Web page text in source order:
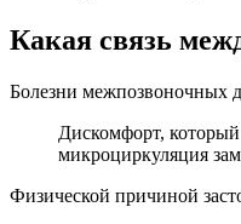
Какая связь
Болезни межпозвоночных
Дискомфорт,
микроциркуляция
Физической причиной